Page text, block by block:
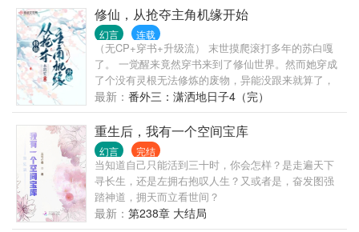
点一点试探他的底线。没想到这位高冷的鱼哥实际上
是恋爱脑，知道真相的郁圆后悔莫及，却已经没有发
挥的余地，鱼哥紧紧跟在她身后甩都甩不掉。前期的
鱼哥:像你那么丢脸的虎鲸，我才不会管你。后期的鱼
哥:我给你抓了鳐鱼，只要你不跟我生气了，我就给你
吃……郁圆:你说什么？！鱼哥:尊敬的鲸群首领，我特
意去抓了鳐鱼，请您赏脸品尝？说着他讨好蹭了蹭郁
圆，别扭的撒娇:“你理理我，圆圆。”
修仙，从抢夺主角机缘开始
幻言 连载
（无CP+穿书+升级流） 末世摸爬滚打多年的苏白嘎
了。 一觉醒来竟然穿书来到了修仙世界。然而她穿成
了个没有灵根无法修炼的废物，异能没跟来就算了，
还是个开局就死的傻子炮灰！ 男女主靠着踩她这个炮
灰上位，夺了苏家资源，一路青云直上，成了修仙界
的人中龙凤。 苏白表示：末世不是白混的，炮灰是不
可能炮灰的。机缘是可以抢走的~ 冤大头爹娘送出去
的东西，要回来！ 男主的强力法器，嘿嘿，归我了！
女主一号的芥子空间，拿过来！ 女主二号的阵法传
承，我承包啦~ 还有女主三号，女主四号…… 总之，
男主身边实力强劲的后宫和帮手，顺眼听话的统统拐
走，一个不落！
最新： 番外三：潇洒地日子4（完）
重生后，我有一个空间宝库
幻言 完结
当知道自己只能活到三十时，你会怎样？是走遍天下
寻长生，还是左拥右抱叹人生？又或者是，奋发图强
踏神道，拥天而立看世间？
最新： 第238章 大结局